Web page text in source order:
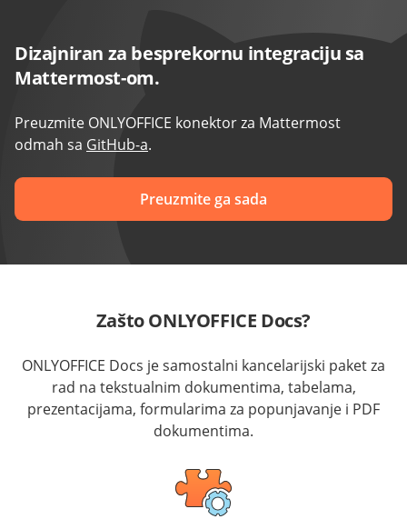
Dizajniran za besprekornu integraciju sa
Mattermost-om.
Preuzmite ONLYOFFICE konektor za Mattermost
odmah sa GitHub-a.
Preuzmite ga sada
Zašto ONLYOFFICE Docs?
ONLYOFFICE Docs je samostalni kancelarijski paket za
rad na tekstualnim dokumentima, tabelama,
prezentacijama, formularima za popunjavanje i PDF
dokumentima.